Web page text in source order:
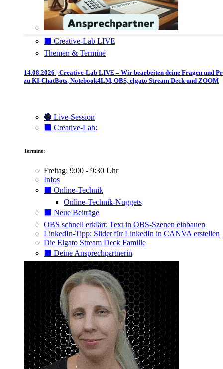
⬛️ Creative-Lab LIVE
Themen & Termine
14.08.2026 | Creative-Lab LIVE – Wir bearbeiten deine Fragen und
zu KI-ChatBots, Notebook4LM, OBS, elgato Stream Deck und ZOOM
🔴 Live-Session
⬛️ Creative-Lab:
Termine:
Freitag: 9:00 - 9:30 Uhr
Infos
⬛️ Online-Technik
Online-Technik-Nuggets
⬛️ Neue Beiträge
OBS schnell erklärt: Text in OBS-Szenen einbauen
LinkedIn-Tipp: Slider für LinkedIn in CANVA erstellen
Die Elgato Stream Deck Familie
⬛️ Deine Ansprechpartnerin